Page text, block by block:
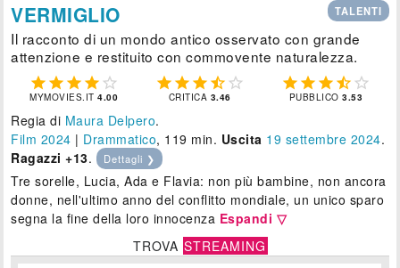
TALENTI
VERMIGLIO
Il racconto di un mondo antico osservato con grande
attenzione e restituito con commovente naturalezza.
    
MYMOVIES.IT4.00
    
CRITICA 3.46
    
PUBBLICO3.53
Regia di Maura Delpero.
Film 2024 | Drammatico, 119 min. Uscita 19 settembre 2024.
Ragazzi +13. Dettagli ❯
Tre sorelle, Lucia, Ada e Flavia: non più bambine, non ancora
donne, nell'ultimo anno del conflitto mondiale, un unico sparo
segna la fine della loro innocenza Espandi ▽
TROVA STREAMING